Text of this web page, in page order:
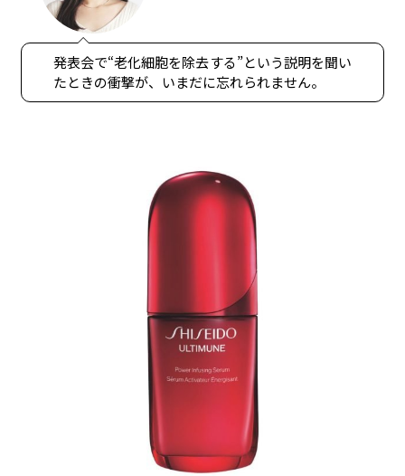
発表会で“老化細胞を除去する”という説明を聞い
たときの衝撃が、いまだに忘れられません。